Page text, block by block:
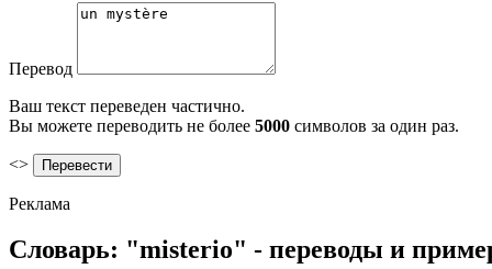
Перевод
Ваш текст переведен частично.
Вы можете переводить не более 5000 символов за один раз.
<>
Реклама
Словарь: "misterio" - переводы и